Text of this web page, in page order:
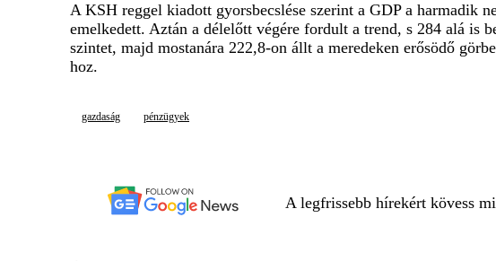
A KSH reggel kiadott gyorsbecslése szerint a GDP a harmadik
emelkedett. Aztán a délelőtt végére fordult a trend, s 284 alá is
szintet, majd mostanára 222,8-on állt a meredeken erősödő
hoz.
gazdaság pénzügyek
A legfrissebb hírekért kövess